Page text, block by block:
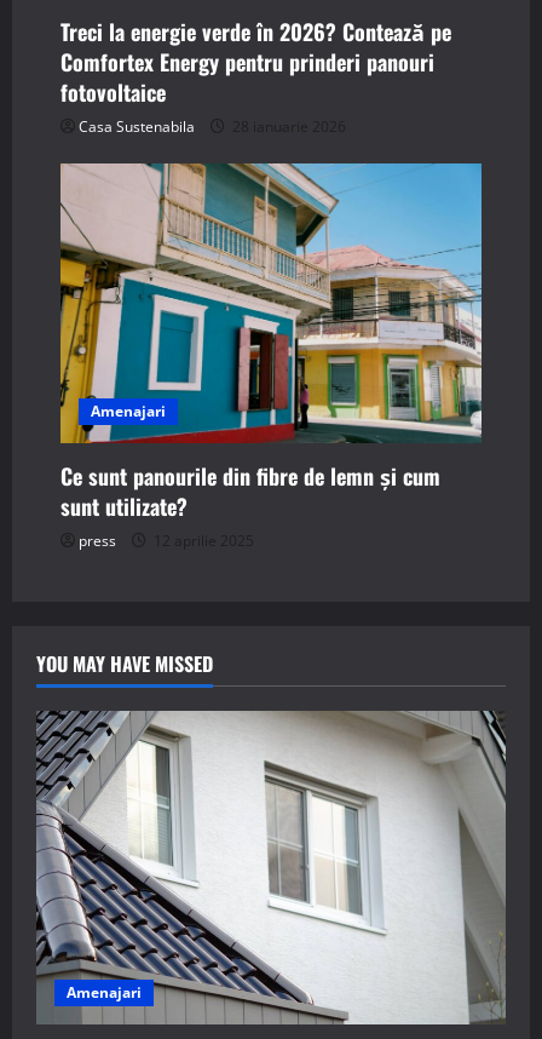
Treci la energie verde în 2026? Contează pe
Comfortex Energy pentru prinderi panouri
fotovoltaice
Casa Sustenabila 28 ianuarie 2026
Amenajari
Ce sunt panourile din fibre de lemn și cum
sunt utilizate?
press 12 aprilie 2025
YOU MAY HAVE MISSED
Amenajari